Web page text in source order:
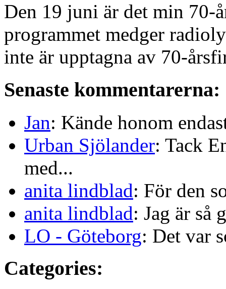
Den 19 juni är det min 70-
programmet medger
inte är upptagna av 70-
Senaste kommentarerna:
Jan: Kände honom
Urban Sjölander: Tack
med...
anita lindblad: För den
anita lindblad: Jag är så
LO - Göteborg: Det var
Categories: